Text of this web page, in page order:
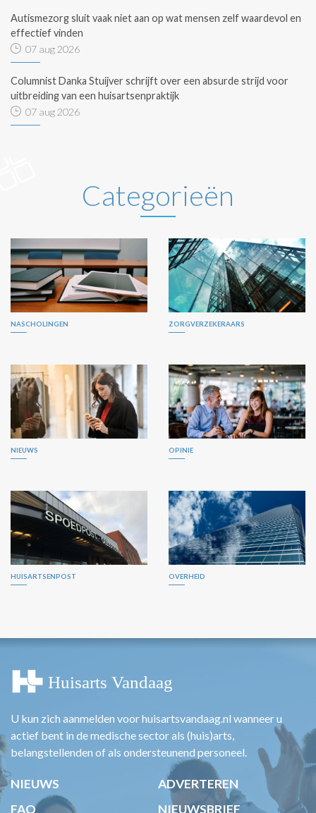
Autismezorg sluit vaak niet aan op wat mensen zelf waardevol en
effectief vinden
07 aug 2026
Columnist Danka Stuijver schrijft over een absurde strijd voor
uitbreiding van een huisartsenpraktijk
07 aug 2026
Categorieën
NASCHOLINGEN ZORGVERZEKERAARS
NIEUWS OPINIE
HUISARTSENPOST OVERHEID
U kun zich aanmelden voor huisartsvandaag.nl wanneer u
actief bent in de medische sector als (huis)arts,
belangstellenden of als ondersteunend personeel.
NIEUWS
ADVERTEREN
FAQ
NIEUWSBRIEF